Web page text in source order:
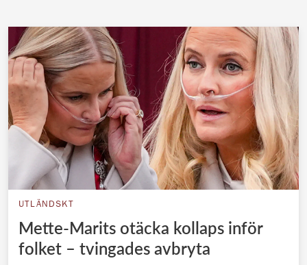
Danska kungahuset
Spanska kungahuset
Nederländska kungahuset
Belgiska kungahuset
Jordanska kungahuset
Luxemburgska storhertighuset
Japanska kejsarhuset
UTLÄNDSKT
Mette-Marits otäcka kollaps inför
folket – tvingades avbryta